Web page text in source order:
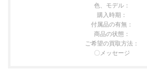
色、モデル：
購入時期：
付属品の有無：
商品の状態：
ご希望の買取方法：
〇メッセージ